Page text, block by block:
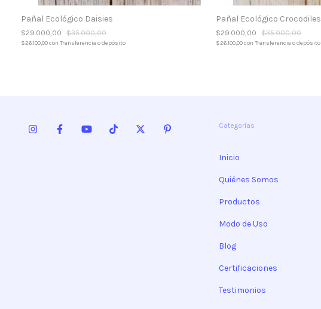
Pañal Ecológico Daisies
$29.000,00 $35.000,00
$26.100,00con Transferencia o depósito
Pañal Ecológico Crocodiles
$29.000,00 $35.000,00
$26.100,00con Transferencia o depósito
Categorías
Inicio
Quiénes Somos
Productos
Modo de Uso
Blog
Certificaciones
Testimonios